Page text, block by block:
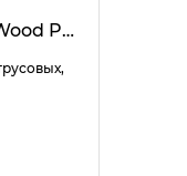
Line Repair Nutrient Wood Pulp Scrub